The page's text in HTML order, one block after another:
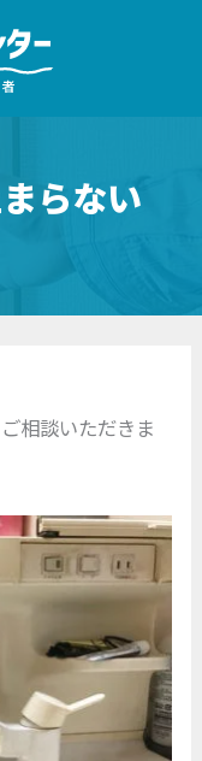
らない
相談いただきま